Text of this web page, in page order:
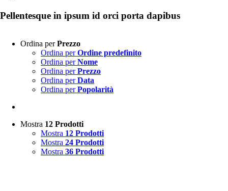
Pellentesque in ipsum id orci porta dapibus
Ordina perPrezzo
Ordina perOrdine predefinito
Ordina perNome
Ordina perPrezzo
Ordina perData
Ordina perPopolarità
Mostra 12 Prodotti
Mostra 12 Prodotti
Mostra 24 Prodotti
Mostra 36 Prodotti